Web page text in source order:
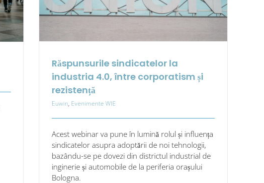
Răspunsurile sindicatelor la
industria 4.0, între corporatism și
rezistență
Euwin, Evenimente WIE
Acest webinar va pune în lumină rolul și influența
sindicatelor asupra adoptării de noi tehnologii,
bazându-se pe dovezi din districtul industrial de
inginerie și automobile de la periferia orașului
Bologna.